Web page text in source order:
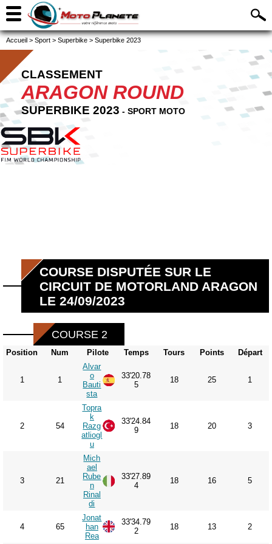
Accueil > Sport > Superbike > Superbike 2023
CLASSEMENT
ARAGON ROUND
SUPERBIKE 2023 - SPORT MOTO
COURSE DISPUTÉE SUR LE
CIRCUIT DE MOTORLAND ARAGON
LE 24/09/2023
COURSE 2
Position Num Pilote Temps Tours Points Départ
1 1
Alvar
o
Bauti
sta
33'20.78
5
18 25 1
2 54
Topra
k
Razg
atliogl
u
33'24.84
9
18 20 3
3 21
Mich
ael
Rube
n
Rinal
di
33'27.89
4
18 16 5
4 65
Jonat
han
Rea
33'34.79
2
18 13 2